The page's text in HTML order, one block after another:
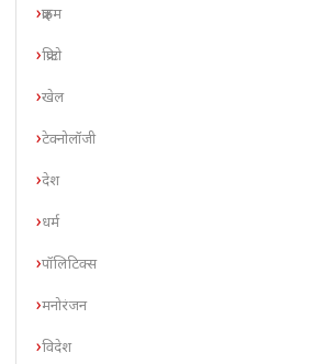
क्राइम
क्रिप्टो
खेल
टेक्नोलॉजी
देश
धर्म
पॉलिटिक्स
मनोरंजन
विदेश